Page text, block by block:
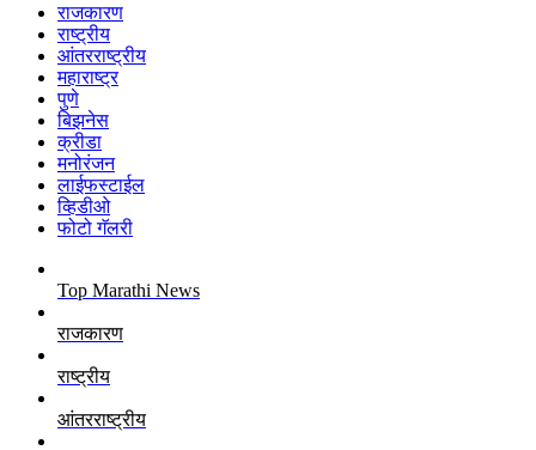
राजकारण
राष्ट्रीय
आंतरराष्ट्रीय
महाराष्ट्र
पुणे
बिझनेस
क्रीडा
मनोरंजन
लाईफस्टाईल
व्हिडीओ
फोटो गॅलरी
Top Marathi News
राजकारण
राष्ट्रीय
आंतरराष्ट्रीय